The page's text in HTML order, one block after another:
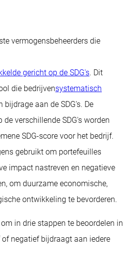
vermogensbeheerders die
gericht op de SDG's. Dit
die bedrijvensystematisch
aan de SDG's. De
verschillende SDG's worden
SDG-score voor het bedrijf.
gebruikt om portefeuilles
impact nastreven en negatieve
om duurzame economische,
ontwikkeling te bevorderen.
in drie stappen te beoordelen in
negatief bijdraagt aan iedere